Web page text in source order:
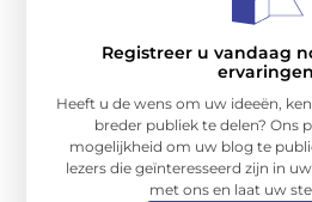
Registreer u vandaag
Heeft u de wens om uw ideeën,
breder publiek te delen? Ons
mogelijkheid om uw blog te
lezers die geïnteresseerd zijn in
met ons en laat uw